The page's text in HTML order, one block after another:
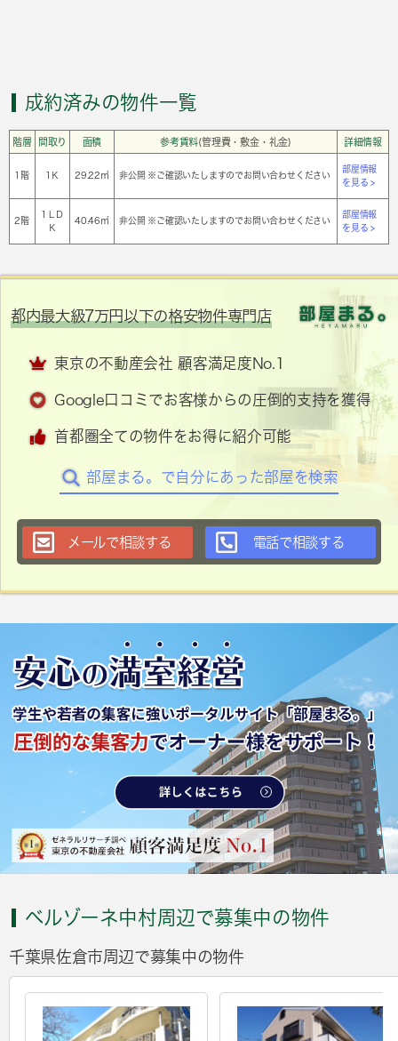
成約済みの物件一覧
階層 間取り 面積 参考賃料(管理費・敷金・礼金) 詳細情報
1階 1Ｋ 29.22㎡ 非公開 ※ご確認いたしますのでお問い合わせください
部屋情報
を見る >
2階
1ＬＤ
Ｋ
40.46㎡ 非公開 ※ご確認いたしますのでお問い合わせください
部屋情報
を見る >
都内最大級7万円以下の格安物件専門店
東京の不動産会社 顧客満足度No.1
Google口コミでお客様からの圧倒的支持を獲得
首都圏全ての物件をお得に紹介可能
部屋まる。で自分にあった部屋を検索
メールで相談する 電話で相談する
ベルゾーネ中村周辺で募集中の物件
千葉県佐倉市周辺で募集中の物件